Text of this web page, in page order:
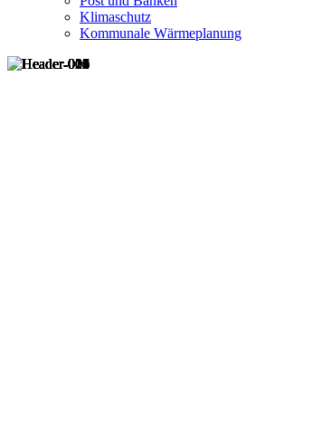
Klimaschutz
Kommunale Wärmeplanung